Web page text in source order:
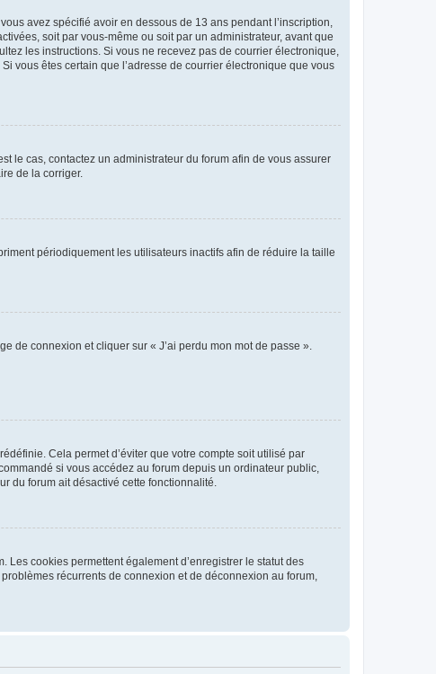
avez spécifié avoir en dessous de 13 ans pendant l’inscription,
soit par vous-même ou soit par un administrateur, avant que
les instructions. Si vous ne recevez pas de courrier électronique,
vous êtes certain que l’adresse de courrier électronique que vous
le cas, contactez un administrateur du forum afin de vous assurer
de la corriger.
périodiquement les utilisateurs inactifs afin de réduire la taille
de connexion et cliquer sur « J’ai perdu mon mot de passe ».
Cela permet d’éviter que votre compte soit utilisé par
si vous accédez au forum depuis un ordinateur public,
du forum ait désactivé cette fonctionnalité.
cookies permettent également d’enregistrer le statut des
récurrents de connexion et de déconnexion au forum,